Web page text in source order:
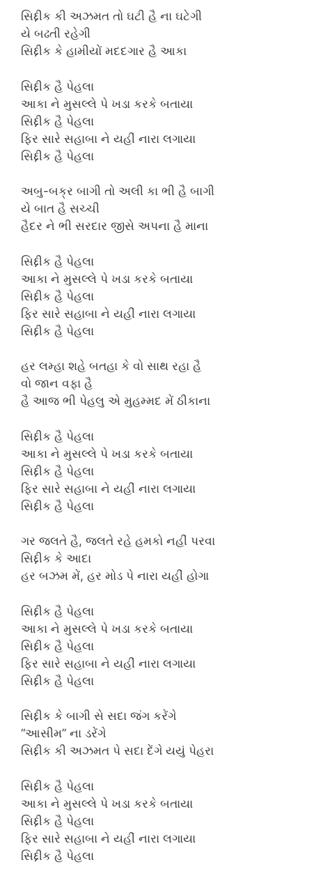
સિદ્દીક કી અઝમત તો ઘટી હૈ ના ઘટેગી
યે બઢતી રહેગી
સિદ્દીક કે હામીયોં મદદગાર હૈ આકા
સિદ્દીક હૈ પેહલા
આકા ને મુસલ્લે પે ખડા કરકે બતાયા
સિદ્દીક હૈ પેહલા
ફિર સારે સહાબા ને યહીં નારા લગાયા
સિદ્દીક હૈ પેહલા
અબુ-બક્ર બાગી તો અલી કા ભી હૈ બાગી
યે બાત હૈ સચ્ચી
હૈદર ને ભી સરદાર જીસે અપના હૈ માના
સિદ્દીક હૈ પેહલા
આકા ને મુસલ્લે પે ખડા કરકે બતાયા
સિદ્દીક હૈ પેહલા
ફિર સારે સહાબા ને યહીં નારા લગાયા
સિદ્દીક હૈ પેહલા
હર લમ્હા શહે બતહા કે વો સાથ રહા હૈ
વો જાન વફા હૈ
હૈ આજ ભી પેહલુ એ મુહમ્મદ મેં ઠીકાના
સિદ્દીક હૈ પેહલા
આકા ને મુસલ્લે પે ખડા કરકે બતાયા
સિદ્દીક હૈ પેહલા
ફિર સારે સહાબા ને યહીં નારા લગાયા
સિદ્દીક હૈ પેહલા
ગર જલતે હૈ, જલતે રહે હમકો નહીં પરવા
સિદ્દીક કે આદા
હર બઝમ મેં, હર મોડ પે નારા યહીં હોગા
સિદ્દીક હૈ પેહલા
આકા ને મુસલ્લે પે ખડા કરકે બતાયા
સિદ્દીક હૈ પેહલા
ફિર સારે સહાબા ને યહીં નારા લગાયા
સિદ્દીક હૈ પેહલા
સિદ્દીક કે બાગી સે સદા જંગ કરેંગે
“આસીમ” ના ડરેંગે
સિદ્દીક કી અઝમત પે સદા દેંગે યયું પેહરા
સિદ્દીક હૈ પેહલા
આકા ને મુસલ્લે પે ખડા કરકે બતાયા
સિદ્દીક હૈ પેહલા
ફિર સારે સહાબા ને યહીં નારા લગાયા
સિદ્દીક હૈ પેહલા